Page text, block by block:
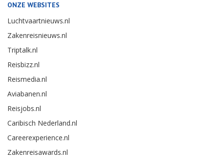
ONZE WEBSITES
Luchtvaartnieuws.nl
Zakenreisnieuws.nl
Triptalk.nl
Reisbizz.nl
Reismedia.nl
Aviabanen.nl
Reisjobs.nl
Caribisch Nederland.nl
Careerexperience.nl
Zakenreisawards.nl